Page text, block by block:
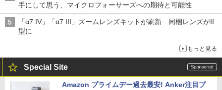
手にして思う、マイクロフォーサーズへの期待と可能性
「α7 IV」「α7 III」ズームレンズキットが刷新 同梱レンズがII
型に
もっと見る
Special Site
Amazon プライムデー過去最安! Anker注目プ